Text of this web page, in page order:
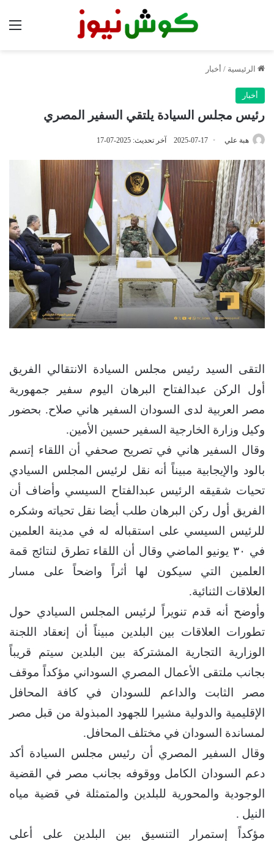
الرئيسية / أخبار
أخبار
رئيس مجلس السيادة يلتقي السفير المصري
هبة علي 2025-07-17 آخر تحديث: 2025-07-17
التقى السيد رئيس مجلس السيادة الانتقالي الفريق
أول الركن عبدالفتاح البرهان اليوم سفير جمهورية
مصر العربية لدى السودان السفير هاني صلاح. بحضور
وكيل وزارة الخارجية السفير حسين الأمين.
وقال السفير هاني في تصريح صحفي أن اللقاء إتسم
بالود والإيجابية مبيناً أنه نقل لرئيس المجلس السيادي
تحيات شقيقه الرئيس عبدالفتاح السيسي وأضاف أن
الفريق أول ركن البرهان طلب أيضا نقل تحياته وشكره
للرئيس السيسي على استقباله له في مدينة العلمين
في ٣٠ يونيو الماضي وقال أن اللقاء تطرق لنتائج قمة
العلمين التي سيكون لها أثراً واضحاً على مسار
العلاقات الثنائية.
وأوضح أنه قدم تنويراً لرئيس المجلس السيادي حول
تطورات العلاقات بين البلدين مبيناً أن إنعقاد اللجنة
الوزارية التجارية المشتركة بين البلدين سيتم قريباً
بجانب ملتقى الأعمال المصري السوداني مؤكداً موقف
مصر الثابت والداعم للسودان في كافة المحافل
الإقليمية والدولية مشيرا للجهود المبذولة من قبل مصر
لمساندة السودان في مختلف المحافل.
وقال السفير المصري أن رئيس مجلس السيادة أكد
دعم السودان الكامل ووقوفه بجانب مصر في القضية
الوجودية والمحورية للبلدين والمتمثلة في قضية مياه
النيل .
مؤكداً إستمرار التنسيق بين البلدين على أعلى